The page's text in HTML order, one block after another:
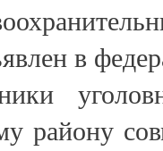
в
району